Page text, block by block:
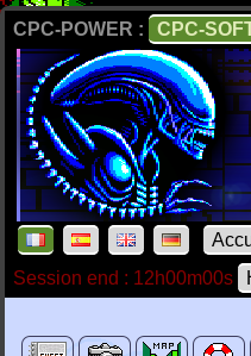
CPC-POWER : CPC-
Session end : 12h00m00s